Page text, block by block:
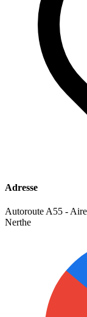
Adresse
Autoroute A55 -
Nerthe